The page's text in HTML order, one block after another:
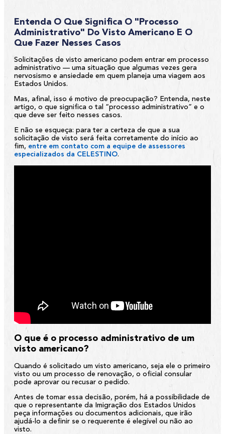
Entenda O Que Significa O "processo
Administrativo" Do Visto Americano E O
Que Fazer Nesses Casos
Solicitações de visto americano podem entrar em processo
administrativo — uma situação que algumas vezes gera
nervosismo e ansiedade em quem planeja uma viagem aos
Estados Unidos.
Mas, afinal, isso é motivo de preocupação? Entenda, neste
artigo, o que significa o tal “processo administrativo” e o
que deve ser feito nesses casos.
E não se esqueça: para ter a certeza de que a sua
solicitação de visto será feita corretamente do início ao
fim, entre em contato com a equipe de assessores
especializados da CELESTINO.
O que é o processo administrativo de um
visto americano?
Quando é solicitado um visto americano, seja ele o primeiro
visto ou um processo de renovação, o oficial consular
pode aprovar ou recusar o pedido.
Antes de tomar essa decisão, porém, há a possibilidade de
que o representante da Imigração dos Estados Unidos
peça informações ou documentos adicionais, que irão
ajudá-lo a definir se o requerente é elegível ou não ao
visto.